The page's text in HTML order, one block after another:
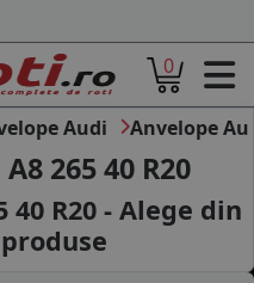
0
Audi Anvelope
265 40 R20
40 R20 - Alege din